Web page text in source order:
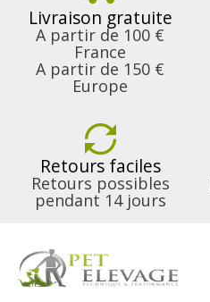
Livraison gratuite
A partir de 100 €
France
A partir de 150 €
Europe
Retours faciles
Retours possibles
pendant 14 jours